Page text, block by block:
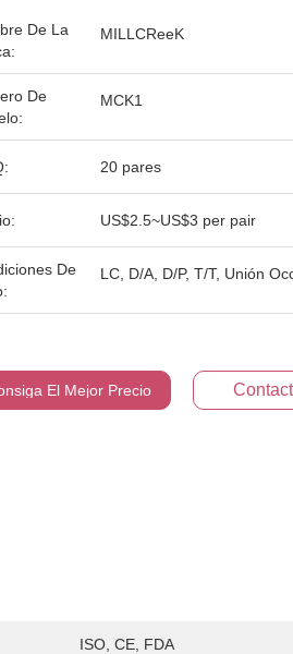
De La
MILLCReeK
De
MCK1
20 pares
US$2.5~US$3 per pair
De
LC, D/A, D/P, T/T, Unión
El Mejor Precio
ISO, CE, FDA